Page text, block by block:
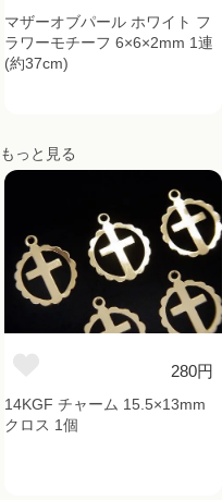
マザーオブパール ホワイト フ
ラワーモチーフ 6×6×2mm 1連
(約37cm)
もっと見る
280円
14KGF チャーム 15.5×13mm
クロス 1個